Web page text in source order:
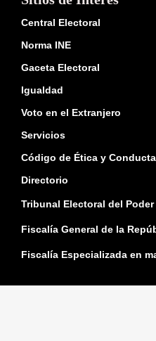
Central Electoral
Norma INE
Gaceta Electoral
Igualdad
Voto en el Extranjero
Servicios
Código de Ética y Conducta
Directorio
Tribunal Electoral del
Fiscalía General de la
Fiscalía Especializada en